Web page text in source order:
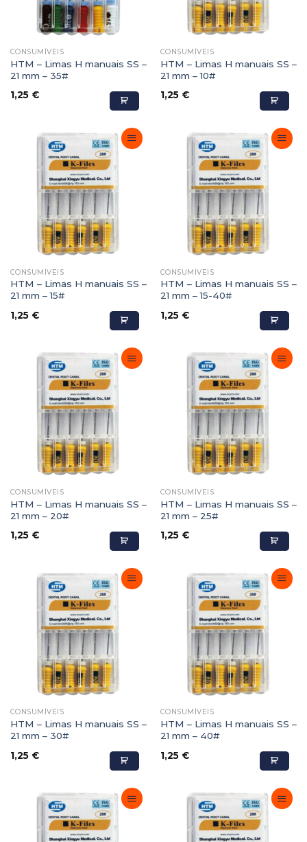
CONSUMÍVEIS
HTM – Limas H manuais SS –
21 mm – 35#
1,25 €
CONSUMÍVEIS
HTM – Limas H manuais SS –
21 mm – 10#
1,25 €
Adicionar
Favoritos
CONSUMÍVEIS
HTM – Limas H manuais SS –
21 mm – 15#
1,25 €
Adicionar
Favoritos
CONSUMÍVEIS
HTM – Limas H manuais SS –
21 mm – 15-40#
1,25 €
Adicionar
Favoritos
CONSUMÍVEIS
HTM – Limas H manuais SS –
21 mm – 20#
1,25 €
Adicionar
Favoritos
CONSUMÍVEIS
HTM – Limas H manuais SS –
21 mm – 25#
1,25 €
Adicionar
Favoritos
CONSUMÍVEIS
HTM – Limas H manuais SS –
21 mm – 30#
1,25 €
Adicionar
Favoritos
CONSUMÍVEIS
HTM – Limas H manuais SS –
21 mm – 40#
1,25 €
Adicionar
Favoritos
Adicionar
Favoritos